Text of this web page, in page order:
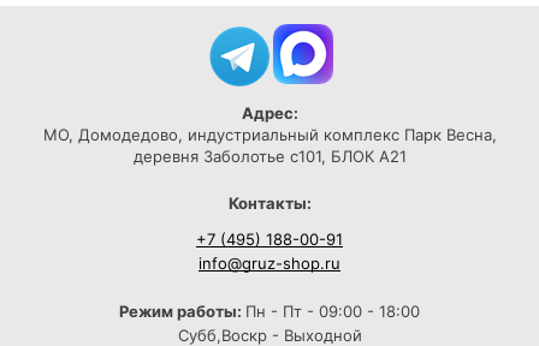
Адрес:
МО, Домодедово, индустриальный комплекс Парк Весна,
деревня Заболотье с101, БЛОК А21
Контакты:
+7 (495) 188-00-91
info@gruz-shop.ru
Режим работы: Пн - Пт - 09:00 - 18:00
Субб,Воскр - Выходной